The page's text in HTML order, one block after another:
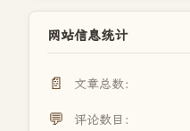
网站信息统计
📄 文章总数：
💬 评论数目：